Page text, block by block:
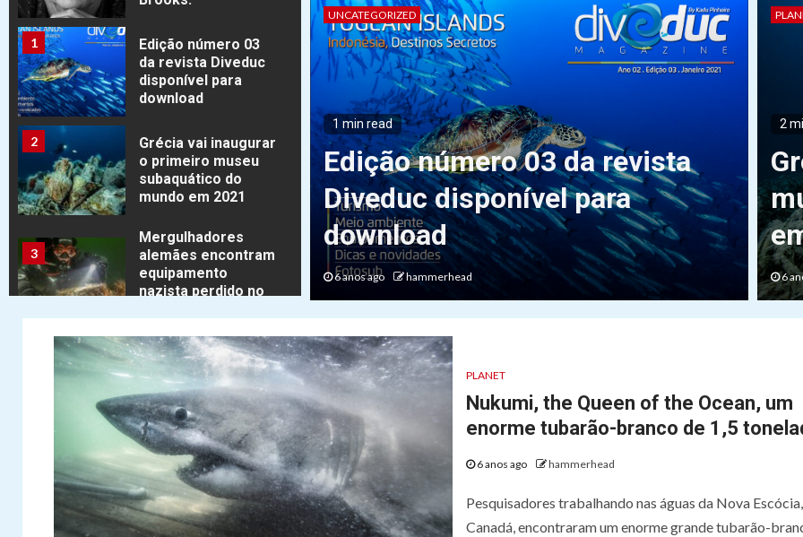
1
Edição número 03
da revista Diveduc
disponível para
download
2
Grécia vai inaugurar
o primeiro museu
subaquático do
mundo em 2021
3
Mergulhadores
alemães encontram
equipamento
nazista perdido no
Edição número 02
da revista Diveduc
disponível para
download
Faleceu o famoso
fotógrafo
submarino Ernie
Brooks.
famoso fotógrafo
Ernie Brooks.
UNCATEGORIZED
1 min read
Edição número 03 da revista
Diveduc disponível para
download
6 anos ago hammerhead
2
6
Blog PLANET
Nukumi, the Queen of the Ocean, um
enorme tubarão-branco de 1,5
6 anos ago hammerhead
Pesquisadores trabalhando nas águas da Nova
Canadá, encontraram um enorme grande tubarão-